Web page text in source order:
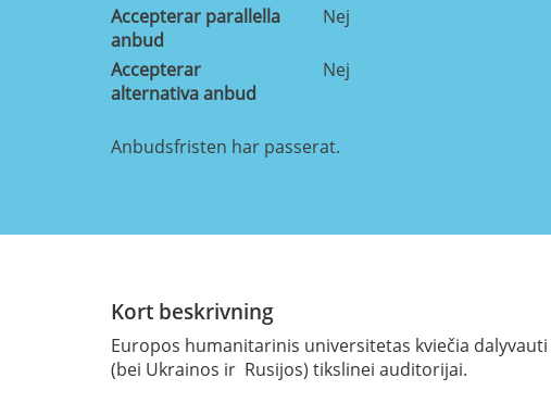
Accepterar parallella
anbud
Nej
Accepterar
alternativa anbud
Nej
Anbudsfristen har passerat.
Kort beskrivning
Europos humanitarinis universitetas kviečia
(bei Ukrainos ir Rusijos) tikslinei auditorijai.